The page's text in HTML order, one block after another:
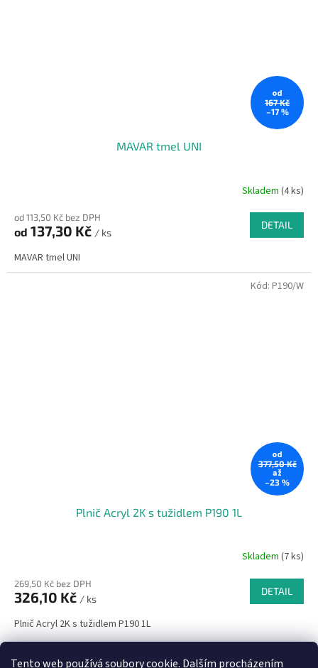
Tento web používá soubory cookie. Dalším procházením
od
167 Kč
–17 %
MAVAR tmel UNI
Skladem (4 ks)
od 113,50 Kč bez DPH
od 137,30 Kč / ks
DETAIL
MAVAR tmel UNI
od
377,50 Kč
až
–23 %
Plnič Acryl 2K s tužidlem P190 1L
Skladem (7 ks)
269,50 Kč bez DPH
326,10 Kč / ks
DETAIL
Plnič Acryl 2K s tužidlem P190 1L
Kód: P190/W
O
13 položek celkem